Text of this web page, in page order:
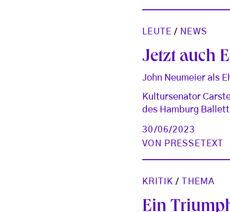
LEUTE / NEWS
Jetzt auch
John Neumeier als
Kultursenator
des Hamburg Ballett
30/06/2023
VON
PRESSETEXT
KRITIK / THEMA
Ein